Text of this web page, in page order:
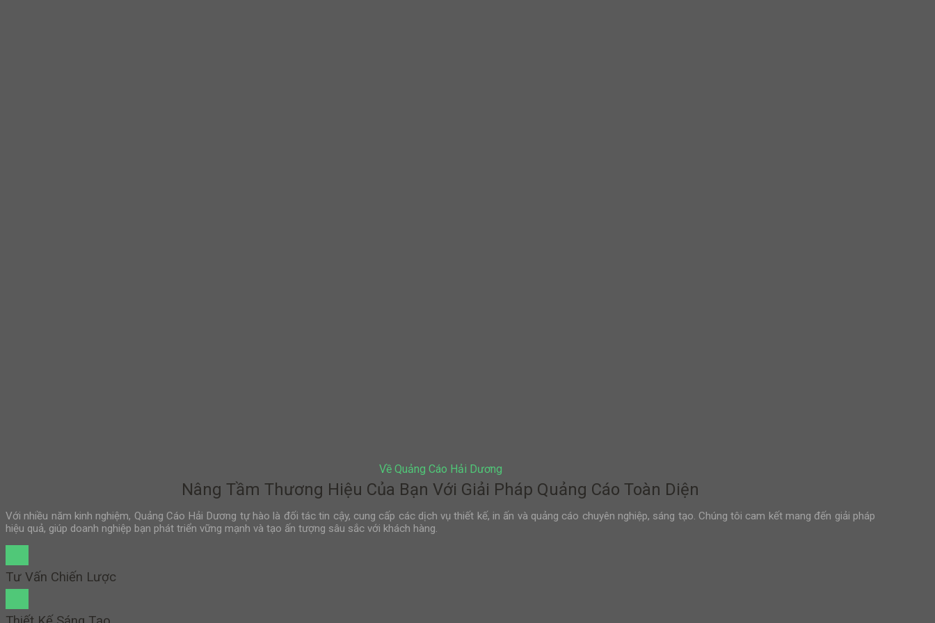
Về Quảng Cáo Hải Dương
Nâng Tầm Thương Hiệu Của Bạn Với Giải Pháp Quảng Cáo Toàn Diện
Với nhiều năm kinh nghiệm, Quảng Cáo Hải Dương tự hào là đối tác tin cậy, cung cấp các dịch vụ thiết kế, in ấn và quảng cáo chuyên nghiệp, sáng tạo. Chúng tôi cam kết mang đến giải pháp
hiệu quả, giúp doanh nghiệp bạn phát triển vững mạnh và tạo ấn tượng sâu sắc với khách hàng.
Tư Vấn Chiến Lược